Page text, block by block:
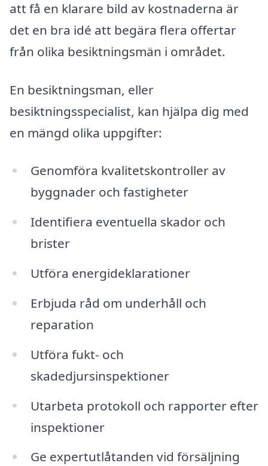
att få en klarare bild av kostnaderna är
det en bra idé att begära flera offertar
från olika besiktningsmän i området.
En besiktningsman, eller
besiktningsspecialist, kan hjälpa dig med
en mängd olika uppgifter:
Genomföra kvalitetskontroller av
byggnader och fastigheter
Identifiera eventuella skador och
brister
Utföra energideklarationer
Erbjuda råd om underhåll och
reparation
Utföra fukt- och
skadedjursinspektioner
Utarbeta protokoll och rapporter efter
inspektioner
Ge expertutlåtanden vid försäljning